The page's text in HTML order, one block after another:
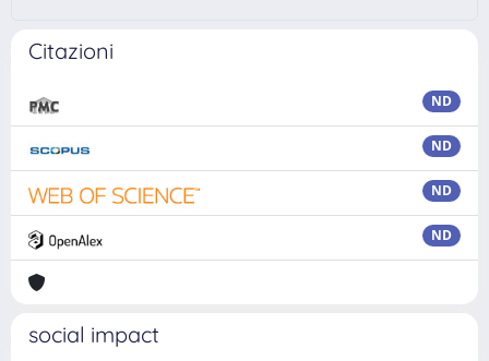
Citazioni
ND
ND
ND
ND
social impact